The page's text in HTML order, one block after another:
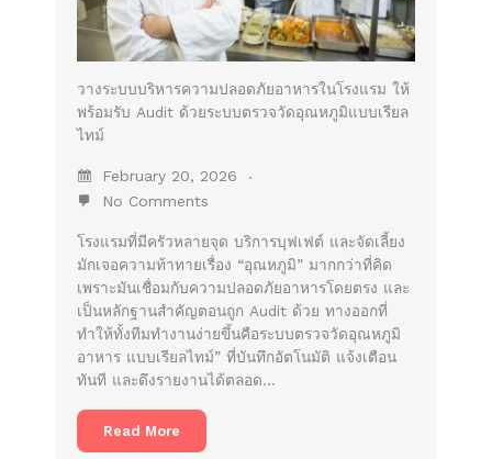
วางระบบบริหารความปลอดภัยอาหารในโรงแรม ให้
พร้อมรับ Audit ด้วยระบบตรวจวัดอุณหภูมิแบบเรียล
ไทม์
February 20, 2026
No Comments
โรงแรมที่มีครัวหลายจุด บริการบุฟเฟต์ และจัดเลี้ยง
มักเจอความท้าทายเรื่อง “อุณหภูมิ” มากกว่าที่คิด
เพราะมันเชื่อมกับความปลอดภัยอาหารโดยตรง และ
เป็นหลักฐานสำคัญตอนถูก Audit ด้วย ทางออกที่
ทำให้ทั้งทีมทำงานง่ายขึ้นคือระบบตรวจวัดอุณหภูมิ
อาหาร แบบเรียลไทม์” ที่บันทึกอัตโนมัติ แจ้งเตือน
ทันที และดึงรายงานได้ตลอด…
Read More